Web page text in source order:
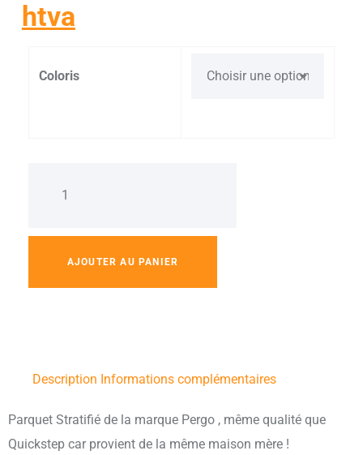
htva
Coloris
AJOUTER AU PANIER
Description Informations complémentaires
Parquet Stratifié de la marque Pergo , même qualité que
Quickstep car provient de la même maison mère !